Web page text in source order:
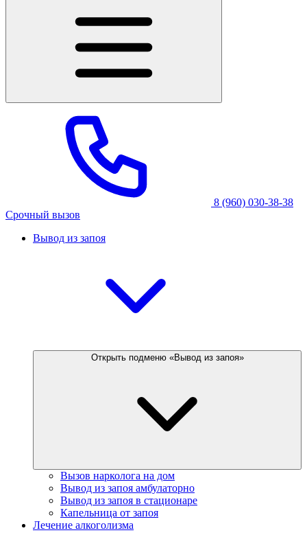
8 (960) 030-38-38
Срочный вызов
Вывод из запоя
Открыть подменю «Вывод из запоя»
Вызов нарколога на дом
Вывод из запоя амбулаторно
Вывод из запоя в стационаре
Капельница от запоя
Лечение алкоголизма